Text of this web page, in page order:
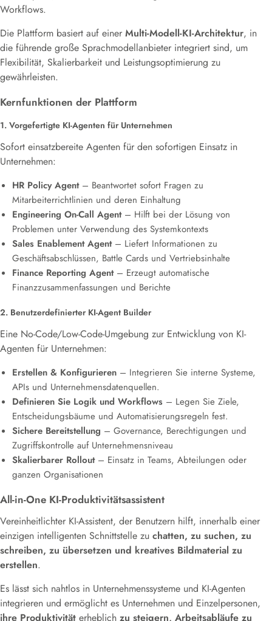
Workflows.
Die Plattform basiert auf einer Multi-Modell-KI-Architektur, in
die führende große Sprachmodellanbieter integriert sind, um
Flexibilität, Skalierbarkeit und Leistungsoptimierung zu
gewährleisten.
Kernfunktionen der Plattform
1. Vorgefertigte KI-Agenten für Unternehmen
Sofort einsatzbereite Agenten für den sofortigen Einsatz in
Unternehmen:
HR Policy Agent– Beantwortet sofort Fragen zu
Mitarbeiterrichtlinien und deren Einhaltung
Engineering On-Call Agent– Hilft bei der Lösung von
Problemen unter Verwendung des Systemkontexts
Sales Enablement Agent– Liefert Informationen zu
Geschäftsabschlüssen, Battle Cards und Vertriebsinhalte
Finance Reporting Agent– Erzeugt automatische
Finanzzusammenfassungen und Berichte
2. Benutzerdefinierter KI-Agent Builder
Eine No-Code/Low-Code-Umgebung zur Entwicklung von KI-
Agenten für Unternehmen:
Erstellen & Konfigurieren – Integrieren Sie interne Systeme,
APIs und Unternehmensdatenquellen.
Definieren Sie Logik und Workflows – Legen Sie Ziele,
Entscheidungsbäume und Automatisierungsregeln fest.
Sichere Bereitstellung – Governance, Berechtigungen und
Zugriffskontrolle auf Unternehmensniveau
Skalierbarer Rollout– Einsatz in Teams, Abteilungen oder
ganzen Organisationen
All-in-One KI-Produktivitätsassistent
Vereinheitlichter KI-Assistent, der Benutzern hilft, innerhalb einer
einzigen intelligenten Schnittstelle zu chatten, zu suchen, zu
schreiben, zu übersetzen und kreatives Bildmaterial zu
erstellen.
Es lässt sich nahtlos in Unternehmenssysteme und KI-Agenten
integrieren und ermöglicht es Unternehmen und Einzelpersonen,
ihre Produktivität erheblich zu steigern, Arbeitsabläufe zu